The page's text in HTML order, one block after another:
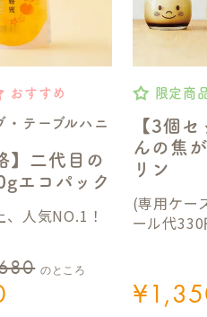
おすすめ
・テーブルハニ
】二代目の
エコパック
人気NO.1！
のところ
限定商
【3個
んの焦
リン
(専用ケー
ール代330
¥